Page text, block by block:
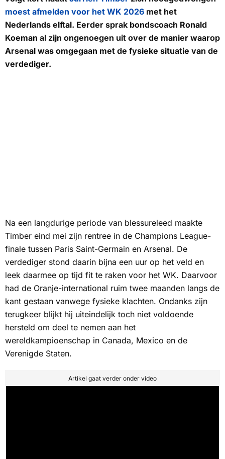
moest afmelden voor het WK 2026 met het
Nederlands elftal. Eerder sprak bondscoach Ronald
Koeman al zijn ongenoegen uit over de manier waarop
Arsenal was omgegaan met de fysieke situatie van de
verdediger.
Na een langdurige periode van blessureleed maakte
Timber eind mei zijn rentree in de Champions League-
finale tussen Paris Saint-Germain en Arsenal. De
verdediger stond daarin bijna een uur op het veld en
leek daarmee op tijd fit te raken voor het WK. Daarvoor
had de Oranje-international ruim twee maanden langs de
kant gestaan vanwege fysieke klachten. Ondanks zijn
terugkeer blijkt hij uiteindelijk toch niet voldoende
hersteld om deel te nemen aan het
wereldkampioenschap in Canada, Mexico en de
Verenigde Staten.
Artikel gaat verder onder video